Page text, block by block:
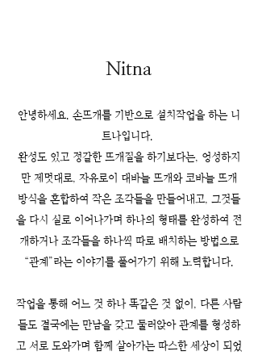
Nitna
안녕하세요. 손뜨개를 기반으로 설치작업을 하는 니
트나입니다.
완성도 있고 정갈한 뜨개질을 하기보다는, 엉성하지
만 제멋대로, 자유로이 대바늘 뜨개와 코바늘 뜨개
방식을 혼합하여 작은 조각들을 만들어내고, 그것들
을 다시 실로 이어나가며 하나의 형태를 완성하여 전
개하거나 조각들을 하나씩 따로 배치하는 방법으로
“관계”라는 이야기를 풀어가기 위해 노력합니다.
작업을 통해 어느 것 하나 똑같은 것 없이, 다른 사람
들도 결국에는 만남을 갖고 둘러앉아 관계를 형성하
고 서로 도와가며 함께 살아가는 따스한 세상이 되었